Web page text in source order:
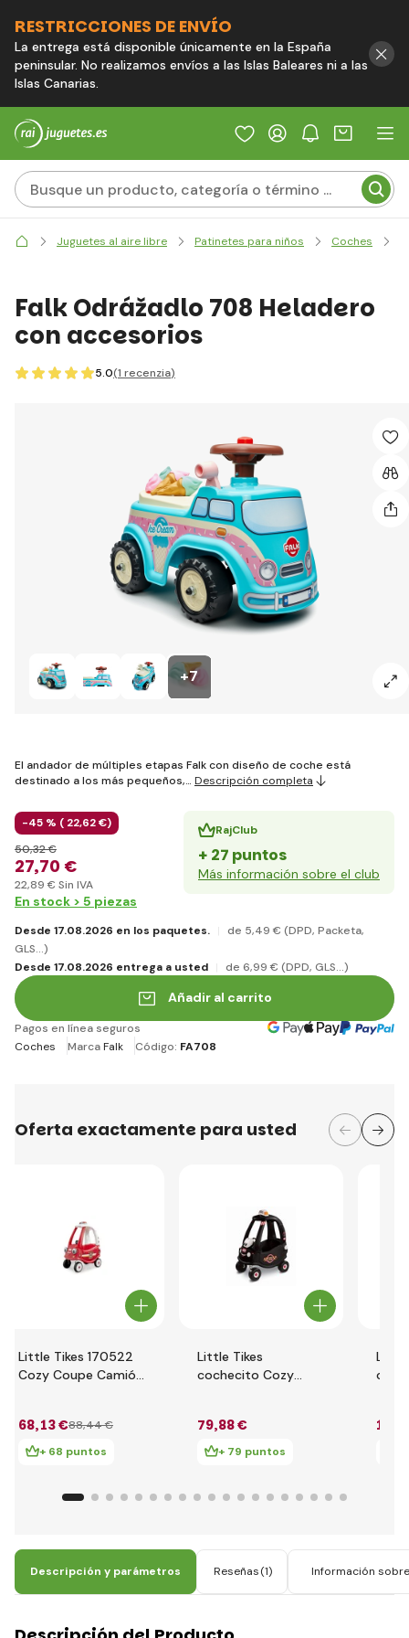
RESTRICCIONES DE ENVÍO
La entrega está disponible únicamente en la España
peninsular. No realizamos envíos a las Islas Baleares ni a las
Islas Canarias.
Juguetes al aire libre Patinetes para niños Coches
+7
Falk Odrážadlo 708 Heladero
con accesorios
5.0(1 recenzia)
El andador de múltiples etapas Falk con diseño de coche está
destinado a los más pequeños,… Descripción completa
-45 % ( 22,62 €)
27,70 €
50,32 €
22,89 € Sin IVA
RajClub
+ 27 puntos
Más información sobre el club
En stock > 5 piezas
Desde 17.08.2026 en los paquetes. de 5,49 € (DPD, Packeta,
GLS...)
Desde 17.08.2026 entrega a usted
de 6,99 € (DPD, GLS...)
Añadir al carrito
Pagos en línea seguros
Coches
MarcaFalk Código: FA708
Oferta exactamente para usted
Little Tikes 170522
Cozy Coupe Camión
68,13 €88,44 €
+ 68 puntos
Little Tikes
cochecito Cozy
79,88 €
+ 79 puntos
Little
102
Descripción y parámetros Reseñas(1) Información